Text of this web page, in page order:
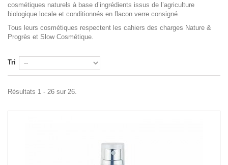
cosmétiques naturels à base d’ingrédients issus de l’agriculture
biologique locale et conditionnés en flacon verre consigné.
Tous leurs cosmétiques respectent les cahiers des charges Nature &
Progrès et Slow Cosmétique.
Tri
Résultats 1 - 26 sur 26.